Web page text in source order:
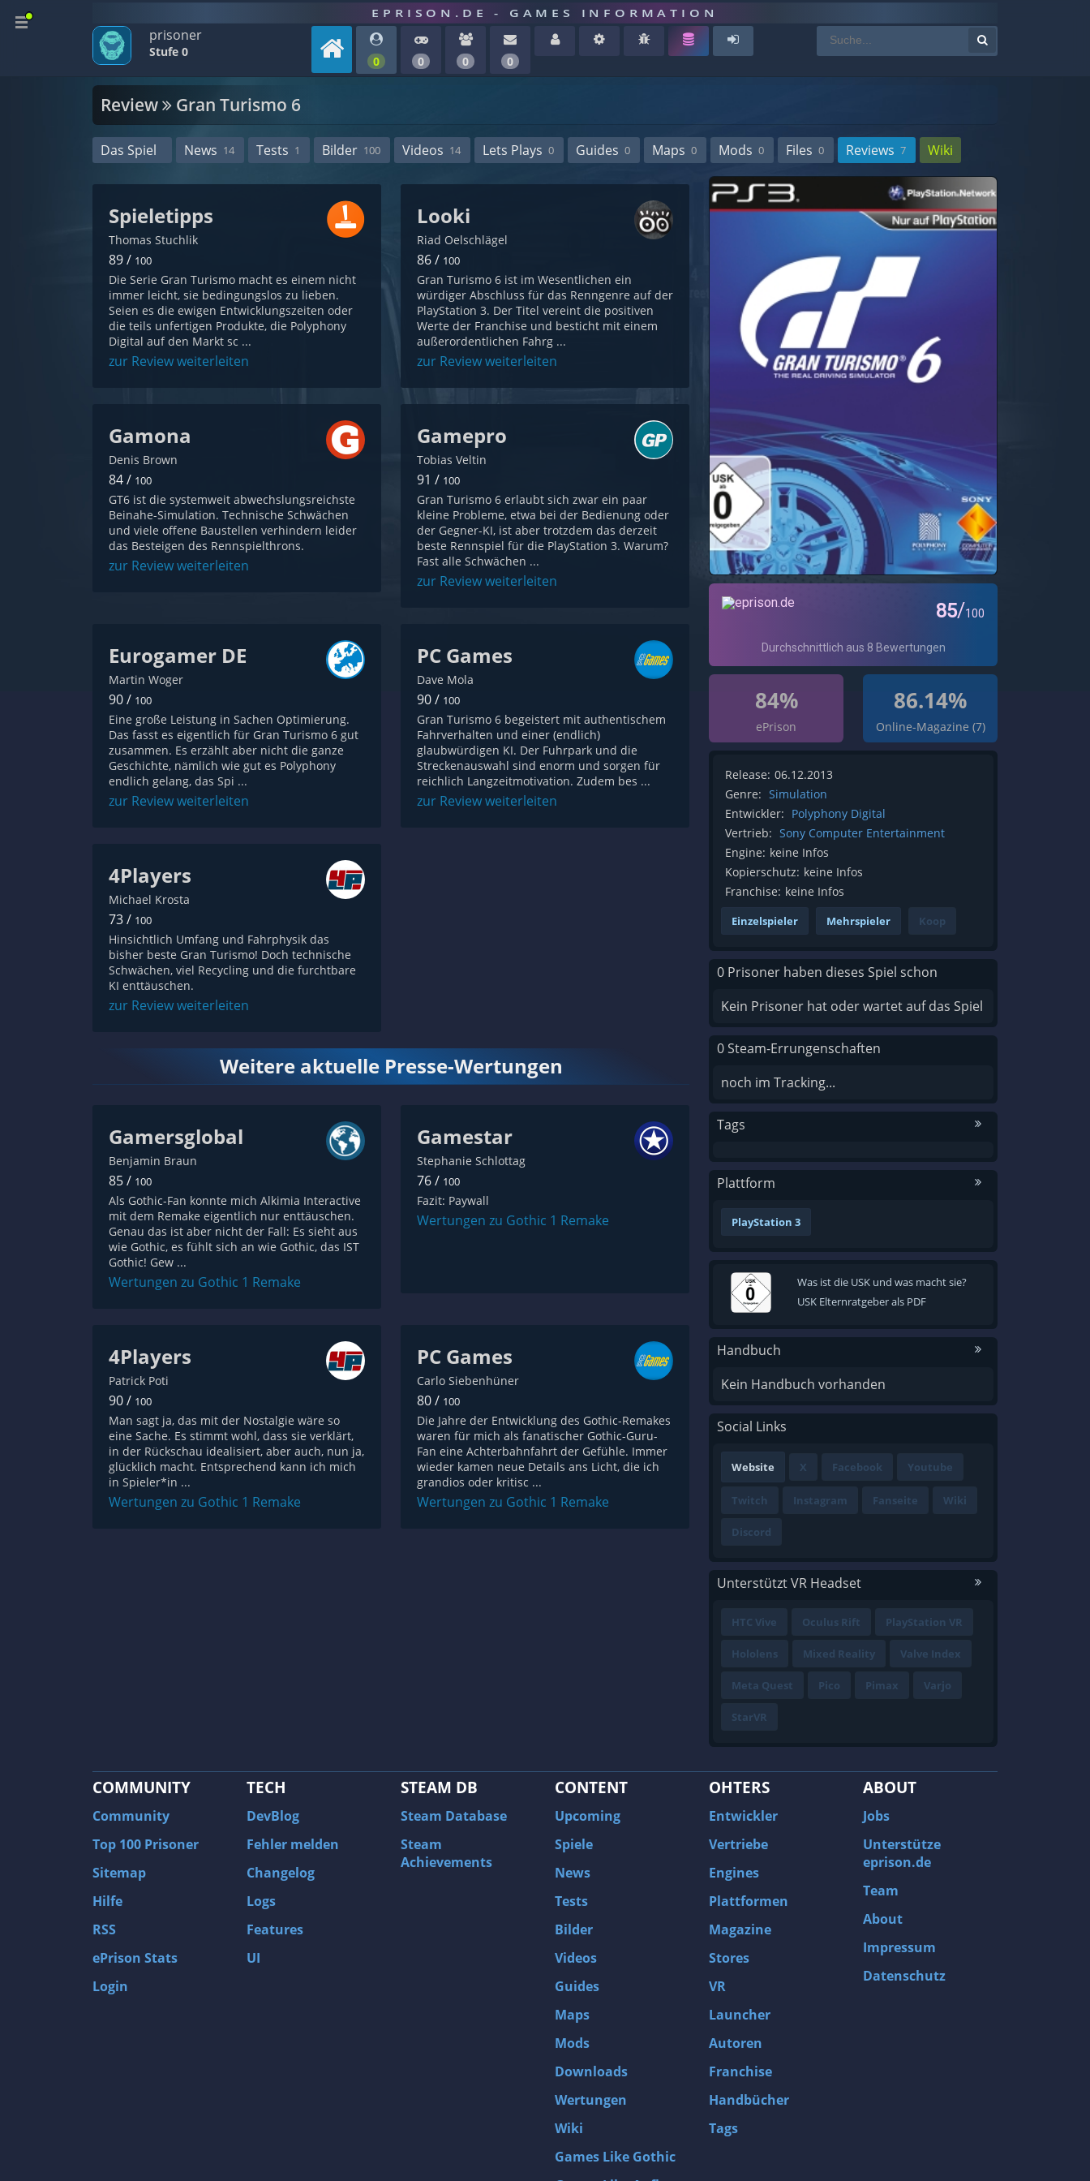
EPRISON.DE - GAMES INFORMATION
prisoner
Stufe 0
0 0 0 0
Review Gran Turismo 6
Das Spiel News 14 Tests 1 Bilder 100 Videos 14 Lets Plays 0 Guides 0 Maps 0 Mods 0 Files 0 Reviews 7 Wiki
Spieletipps
Thomas Stuchlik
89 / 100
Die Serie Gran Turismo macht es einem nicht
immer leicht, sie bedingungslos zu lieben.
Seien es die ewigen Entwicklungszeiten oder
die teils unfertigen Produkte, die Polyphony
Digital auf den Markt sc ...
zur Review weiterleiten
Looki
Riad Oelschlägel
86 / 100
Gran Turismo 6 ist im Wesentlichen ein
würdiger Abschluss für das Renngenre auf der
PlayStation 3. Der Titel vereint die positiven
Werte der Franchise und besticht mit einem
außerordentlichen Fahrg ...
zur Review weiterleiten
Gamona
Denis Brown
84 / 100
GT6 ist die systemweit abwechslungsreichste
Beinahe-Simulation. Technische Schwächen
und viele offene Baustellen verhindern leider
das Besteigen des Rennspielthrons.
zur Review weiterleiten
Gamepro
Tobias Veltin
91 / 100
Gran Turismo 6 erlaubt sich zwar ein paar
kleine Probleme, etwa bei der Bedienung oder
der Gegner-KI, ist aber trotzdem das derzeit
beste Rennspiel für die PlayStation 3. Warum?
Fast alle Schwächen ...
zur Review weiterleiten
Eurogamer DE
Martin Woger
90 / 100
Eine große Leistung in Sachen Optimierung.
Das fasst es eigentlich für Gran Turismo 6 gut
zusammen. Es erzählt aber nicht die ganze
Geschichte, nämlich wie gut es Polyphony
endlich gelang, das Spi ...
zur Review weiterleiten
PC Games
Dave Mola
90 / 100
Gran Turismo 6 begeistert mit authentischem
Fahrverhalten und einer (endlich)
glaubwürdigen KI. Der Fuhrpark und die
Streckenauswahl sind enorm und sorgen für
reichlich Langzeitmotivation. Zudem bes ...
zur Review weiterleiten
4Players
Michael Krosta
73 / 100
Hinsichtlich Umfang und Fahrphysik das
bisher beste Gran Turismo! Doch technische
Schwächen, viel Recycling und die furchtbare
KI enttäuschen.
zur Review weiterleiten
Weitere aktuelle Presse-Wertungen
Gamersglobal
Benjamin Braun
85 / 100
Als Gothic-Fan konnte mich Alkimia Interactive
mit dem Remake eigentlich nur enttäuschen.
Genau das ist aber nicht der Fall: Es sieht aus
wie Gothic, es fühlt sich an wie Gothic, das IST
Gothic! Gew ...
Wertungen zu Gothic 1 Remake
Gamestar
Stephanie Schlottag
76 / 100
Fazit: Paywall
Wertungen zu Gothic 1 Remake
4Players
Patrick Poti
90 / 100
Man sagt ja, das mit der Nostalgie wäre so
eine Sache. Es stimmt wohl, dass sie verklärt,
in der Rückschau idealisiert, aber auch, nun ja,
glücklich macht. Entsprechend kann ich mich
in Spieler*in ...
Wertungen zu Gothic 1 Remake
PC Games
Carlo Siebenhüner
80 / 100
Die Jahre der Entwicklung des Gothic-Remakes
waren für mich als fanatischer Gothic-Guru-
Fan eine Achterbahnfahrt der Gefühle. Immer
wieder kamen neue Details ans Licht, die ich
grandios oder kritisc ...
Wertungen zu Gothic 1 Remake
84%
ePrison
86.14%
Online-Magazine (7)
Release: 06.12.2013
Genre: Simulation
Entwickler: Polyphony Digital
Vertrieb: Sony Computer Entertainment
Engine: keine Infos
Kopierschutz: keine Infos
Franchise: keine Infos
Einzelspieler Mehrspieler Koop
0 Prisoner haben dieses Spiel schon
Kein Prisoner hat oder wartet auf das Spiel
0 Steam-Errungenschaften
noch im Tracking...
Tags
Plattform
PlayStation 3
Was ist die USK und was macht sie?
USK Elternratgeber als PDF
Handbuch
Kein Handbuch vorhanden
Social Links
Website X Facebook Youtube
Twitch Instagram Fanseite Wiki
Discord
Unterstützt VR Headset
HTC Vive Oculus Rift PlayStation VR
Hololens Mixed Reality Valve Index
Meta Quest Pico Pimax Varjo
StarVR
COMMUNITY
Community
Top 100 Prisoner
Sitemap
Hilfe
RSS
ePrison Stats
Login
TECH
DevBlog
Fehler melden
Changelog
Logs
Features
UI
STEAM DB
Steam Database
Steam
Achievements
CONTENT
Upcoming
Spiele
News
Tests
Bilder
Videos
Guides
Maps
Mods
Downloads
Wertungen
Wiki
Games Like Gothic
OHTERS
Entwickler
Vertriebe
Engines
Plattformen
Magazine
Stores
VR
Launcher
Autoren
Franchise
Handbücher
Tags
ABOUT
Jobs
Unterstütze
eprison.de
Team
About
Impressum
Datenschutz